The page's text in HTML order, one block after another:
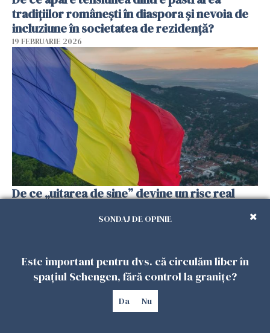
tradițiilor românești în diaspora și nevoia de
incluziune în societatea de rezidență?
19 FEBRUARIE 2026
De ce „uitarea de sine” devine un risc real
pare aranjată pe hârtie?
SONDAJ DE OPINIE
Este important pentru dvs. că circulăm liber în
spațiul Schengen, fără control la granițe?
Da Nu